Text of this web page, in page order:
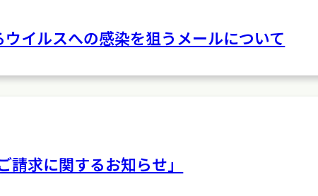
イルスへの感染を狙うメールについて
請求に関するお知らせ」